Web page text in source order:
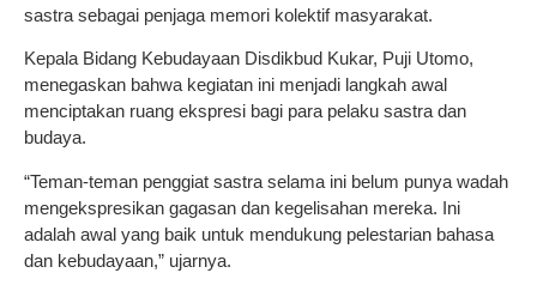
sastra sebagai penjaga memori kolektif masyarakat.
Kepala Bidang Kebudayaan Disdikbud Kukar, Puji Utomo,
menegaskan bahwa kegiatan ini menjadi langkah awal
menciptakan ruang ekspresi bagi para pelaku sastra dan
budaya.
“Teman-teman penggiat sastra selama ini belum punya wadah
mengekspresikan gagasan dan kegelisahan mereka. Ini
adalah awal yang baik untuk mendukung pelestarian bahasa
dan kebudayaan,” ujarnya.